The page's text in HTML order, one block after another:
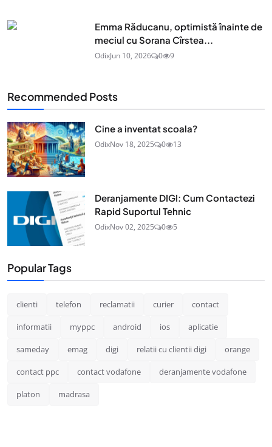
Emma Răducanu, optimistă înainte de
meciul cu Sorana Cîrstea...
OdixJun 10, 2026 0 9
Recommended Posts
Cine a inventat scoala?
OdixNov 18, 2025 0 13
Deranjamente DIGI: Cum Contactezi
Rapid Suportul Tehnic
OdixNov 02, 2025 0 5
Popular Tags
clienti telefon reclamatii curier contact
informatii myppc android ios aplicatie
sameday emag digi relatii cu clientii digi orange
contact ppc contact vodafone deranjamente vodafone
platon madrasa